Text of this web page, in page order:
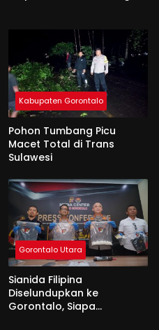
Kabupaten Gorontalo
Pohon Tumbang Picu
Macet Total di Trans
Sulawesi
Gorontalo Utara
Sianida Filipina
Diselundupkan ke
Gorontalo, Siapa